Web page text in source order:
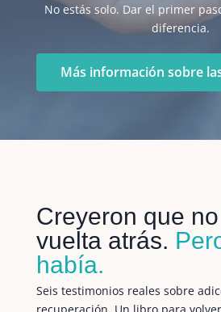
No estás solo. Dar el primer
diferencia.
Más información sobre
Creyeron que
vuelta atrás.
había.
Seis testimonios reales sobre